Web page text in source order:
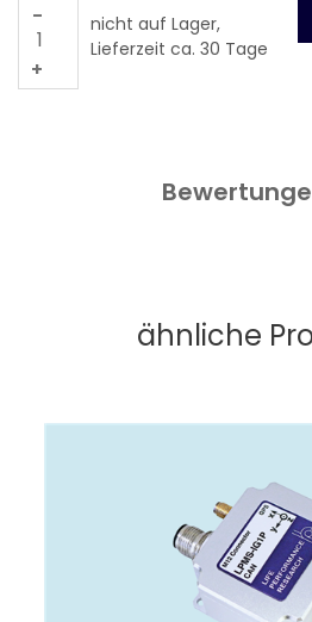
-
+
nicht auf Lager,
Lieferzeit ca. 30 Tage
ähnliche